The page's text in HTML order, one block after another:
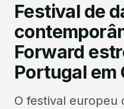
Festival de
Forward
Portugal em
O festival europeu